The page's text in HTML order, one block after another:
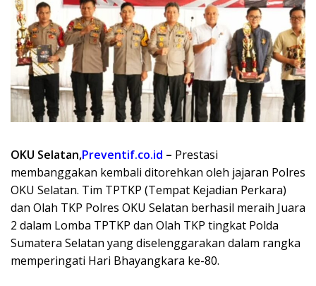
OKU Selatan,Preventif.co.id – Prestasi
membanggakan kembali ditorehkan oleh jajaran Polres
OKU Selatan. Tim TPTKP (Tempat Kejadian Perkara)
dan Olah TKP Polres OKU Selatan berhasil meraih Juara
2 dalam Lomba TPTKP dan Olah TKP tingkat Polda
Sumatera Selatan yang diselenggarakan dalam rangka
memperingati Hari Bhayangkara ke-80.